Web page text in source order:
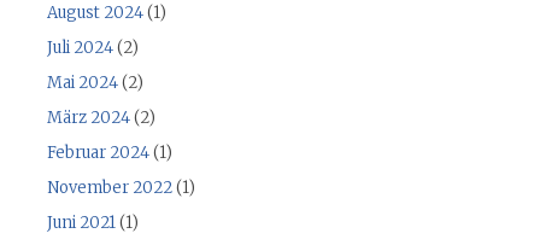
August 2024(1)
Juli 2024(2)
Mai 2024(2)
März 2024(2)
Februar 2024(1)
November 2022(1)
Juni 2021(1)